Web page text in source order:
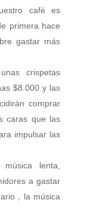
café es
primera hace
gastar más
crispetas
$8.000 y las
comprar
caras que las
impulsar las
lenta,
a gastar
, la música